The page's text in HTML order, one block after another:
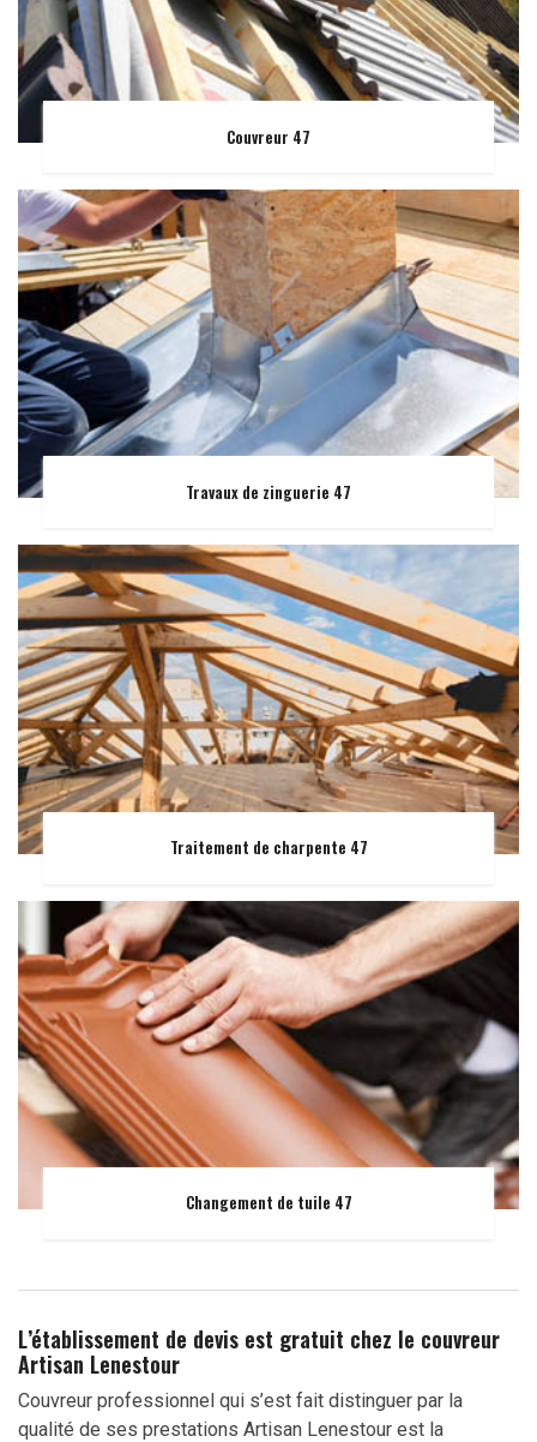
Couvreur 47
Travaux de zinguerie 47
Traitement de charpente 47
Changement de tuile 47
L’établissement de devis est gratuit chez le couvreur
Artisan Lenestour
Couvreur professionnel qui s’est fait distinguer par la
qualité de ses prestations Artisan Lenestour est la